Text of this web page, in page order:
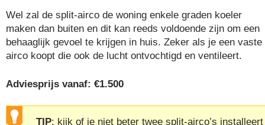
Wel zal de split-airco de woning enkele graden koeler
maken dan buiten en dit kan reeds voldoende zijn om een
behaaglijk gevoel te krijgen in huis. Zeker als je een vaste
airco koopt die ook de lucht ontvochtigd en ventileert.
Adviesprijs vanaf: €1.500
TIP: kijk of je niet beter twee split-airco’s installeert